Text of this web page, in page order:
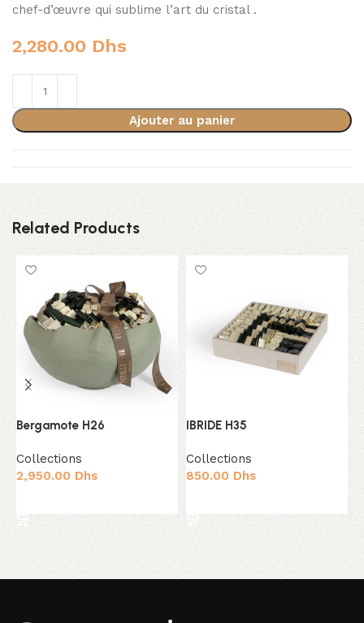
chef-d’œuvre qui sublime l’art du cristal .
2,280.00 Dhs
Ajouter au panier
Related Products
Bergamote H26
Collections
2,950.00 Dhs
IBRIDE H35
Collections
850.00 Dhs